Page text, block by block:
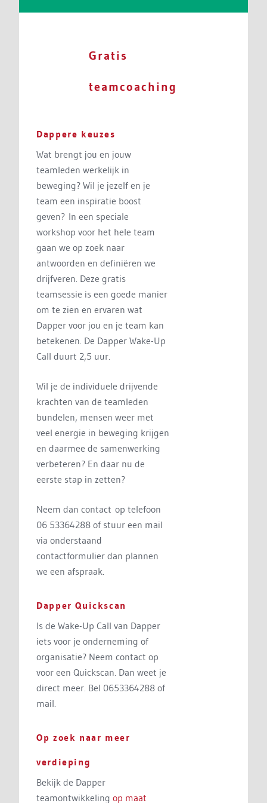
Gratis
teamcoaching
Dappere keuzes
Wat brengt jou en jouw
teamleden werkelijk in
beweging? Wil je jezelf en je
team een inspiratie boost
geven? In een speciale
workshop voor het hele team
gaan we op zoek naar
antwoorden en definiëren we
drijfveren. Deze gratis
teamsessie is een goede manier
om te zien en ervaren wat
Dapper voor jou en je team kan
betekenen. De Dapper Wake-Up
Call duurt 2,5 uur.
Wil je de individuele drijvende
krachten van de teamleden
bundelen, mensen weer met
veel energie in beweging krijgen
en daarmee de samenwerking
verbeteren? En daar nu de
eerste stap in zetten?
Neem dan contact op telefoon
06 53364288 of stuur een mail
via onderstaand
contactformulier dan plannen
we een afspraak.
Dapper Quickscan
Is de Wake-Up Call van Dapper
iets voor je onderneming of
organisatie? Neem contact op
voor een Quickscan. Dan weet je
direct meer. Bel 0653364288 of
mail.
Op zoek naar meer
verdieping
Bekijk de Dapper
teamontwikkelingop maat